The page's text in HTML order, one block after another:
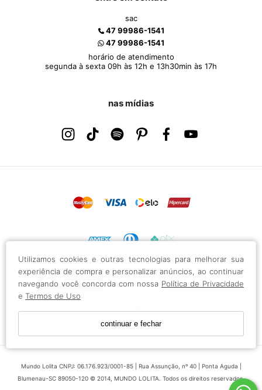
Utilizamos cookies e outras tecnologias para melhorar sua
experiência de compra e personalizar anúncios, ao continuar
navegando você concorda com nossa Política de Privacidade
e Termos de Uso
continuar e fechar
sac
47 99986-1541
47 99986-1541
horário de atendimento
segunda à sexta 09h às 12h e 13h30min às 17h
nas mídias
Mundo Lolita CNPJ: 06.176.923/0001-85 | Rua Assunção, nº 40 | Ponta Aguda |
Blumenau-SC 89050-120 © 2014, MUNDO LOLITA. Todos os direitos reservados.